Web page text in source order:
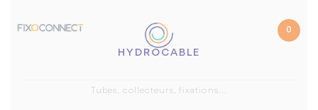
0
HYDROCABLE
Tubes, collecteurs, fixations...